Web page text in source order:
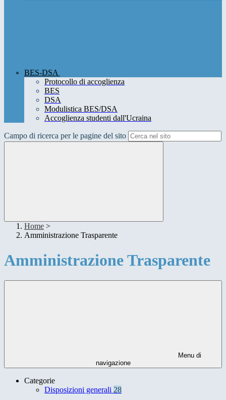
BES-DSA
Protocollo di accoglienza
BES
DSA
Modulistica BES/DSA
Accoglienza studenti dall'Ucraina
Campo di ricerca per le pagine del sito
Home >
Amministrazione Trasparente
Amministrazione Trasparente
Menu di
navigazione
Categorie
Disposizioni generali 28